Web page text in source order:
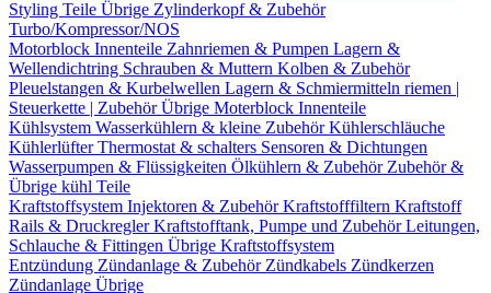
Styling Teile Übrige Zylinderkopf & Zubehör
Turbo/Kompressor/NOS
Motorblock Innenteile Zahnriemen & Pumpen Lagern &
Wellendichtring Schrauben & Muttern Kolben & Zubehör
Pleuelstangen & Kurbelwellen Lagern & Schmiermitteln riemen |
Steuerkette | ZubehörÜbrige Moterblock Innenteile
Kühlsystem Wasserkühlern & kleine ZubehörKühlerschläuche
KühlerlüfterThermostat & schalters Sensoren & Dichtungen
Wasserpumpen & Flüssigkeiten Ölkühlern & Zubehör Zubehör &
Übrige kühl Teile
Kraftstoffsystem Injektoren & ZubehörKraftstofffiltern Kraftstoff
Rails & DruckreglerKraftstofftank, Pumpe und ZubehörLeitungen,
Schlauche & Fittingen Übrige Kraftstoffsystem
Entzündung Zündanlage & Zubehör Zündkabels Zündkerzen
Zündanlage Übrige